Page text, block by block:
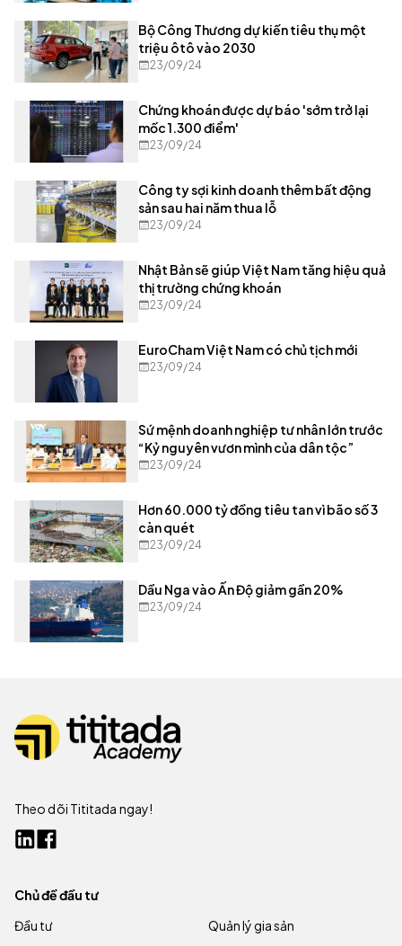
Bộ Công Thương dự kiến tiêu thụ một
triệu ôtô vào 2030
23/09/24
Chứng khoán được dự báo 'sớm trở lại
mốc 1.300 điểm'
23/09/24
Công ty sợi kinh doanh thêm bất động
sản sau hai năm thua lỗ
23/09/24
Nhật Bản sẽ giúp Việt Nam tăng hiệu quả
thị trường chứng khoán
23/09/24
EuroCham Việt Nam có chủ tịch mới
23/09/24
Sứ mệnh doanh nghiệp tư nhân lớn trước
“Kỷ nguyên vươn mình của dân tộc”
23/09/24
Hơn 60.000 tỷ đồng tiêu tan vì bão số 3
càn quét
23/09/24
Dầu Nga vào Ấn Độ giảm gần 20%
23/09/24
Theo dõi Tititada ngay!
Chủ đề đầu tư
Đầu tư
Quản lý gia sản